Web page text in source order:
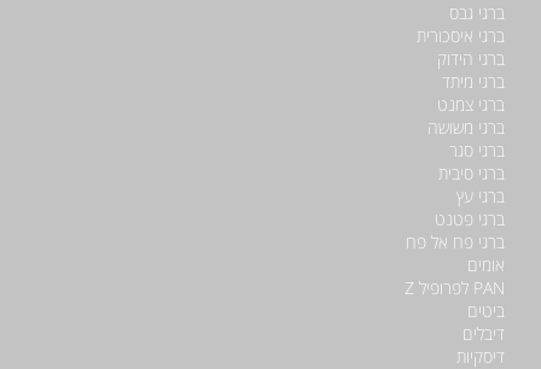
ברגי גבס
ברגי איסכורית
ברגי הידוק
ברגי מיתד
ברגי צמנט
ברגי משושה
ברגי סגר
ברגי סיבית
ברגי עץ
ברגי פטנט
ברגי פח אל פח
אומים
PAN לפרופיל Z
ביטים
דיבלים
דיסקיות